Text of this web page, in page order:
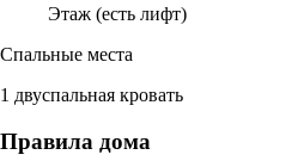
Этаж (есть лифт)
Спальные места
1 двуспальная кровать
Правила дома